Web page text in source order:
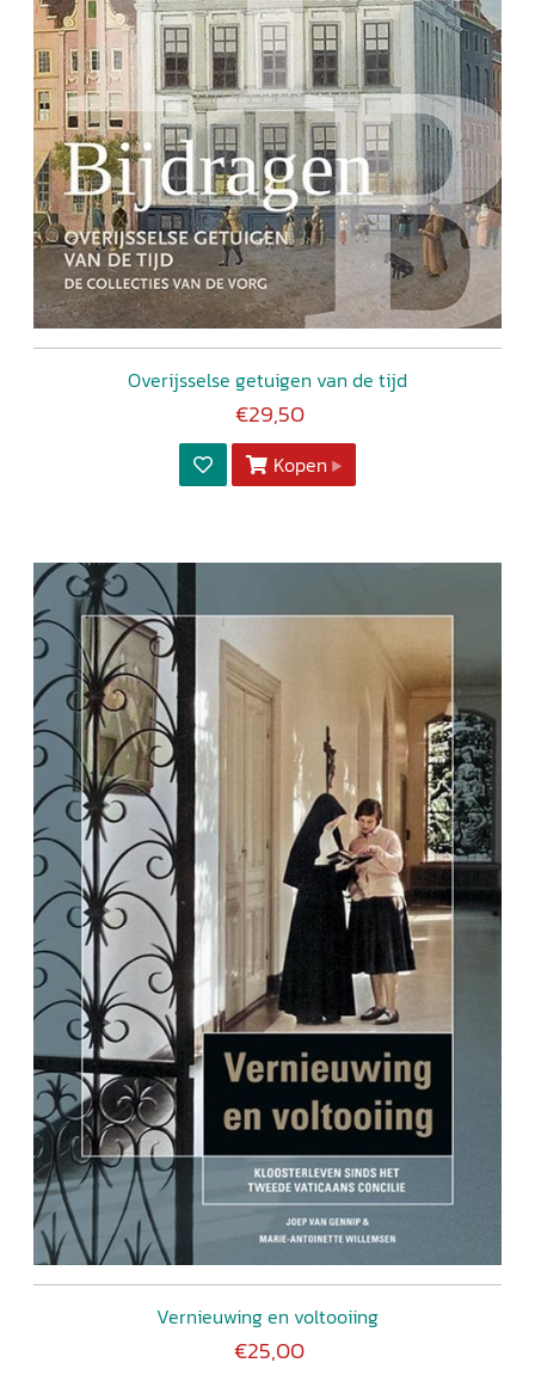
Overijsselse getuigen van de tijd
€29,50
Kopen
Vernieuwing en voltooiing
€25,00